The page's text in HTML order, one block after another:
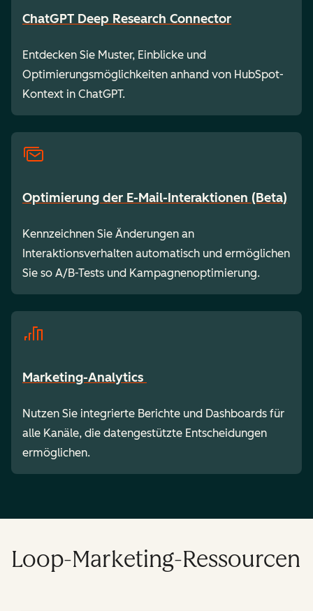
ChatGPT Deep Research Connector
Entdecken Sie Muster, Einblicke und
Optimierungsmöglichkeiten anhand von HubSpot-
Kontext in ChatGPT.
Optimierung der E-Mail-Interaktionen (Beta)
Kennzeichnen Sie Änderungen an
Interaktionsverhalten automatisch und ermöglichen
Sie so A/B-Tests und Kampagnenoptimierung.
Marketing-Analytics
Nutzen Sie integrierte Berichte und Dashboards für
alle Kanäle, die datengestützte Entscheidungen
ermöglichen.
Loop-Marketing-Ressourcen